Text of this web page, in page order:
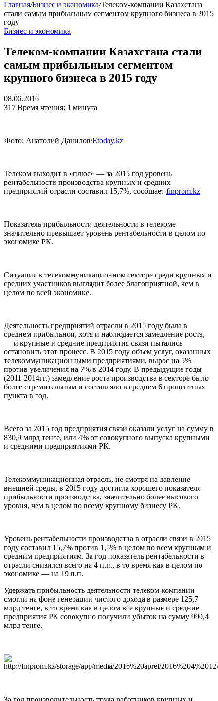
Главная/Бизнес и экономика/Телеком-компании Казахстана
стали самым прибыльным сегментом крупного бизнеса в 2015
году
Бизнес и экономика
Телеком-компании Казахстана стали
самым прибыльным сегментом
крупного бизнеса в 2015 году
08.06.2016
317 Время чтения: 1 минута
Фото: Анатолий Данилов/Etoday.kz
Телеком выходит в «плюс» — за 2015 год уровень
рентабельности производства крупных и средних
предприятий отрасли составил 15,7%, сообщает finprom.kz
Показатель прибыльности деятельности в телекоме
значительно превышает уровень рентабельности в целом по
экономике РК.
Ситуация в телекоммуникационном секторе среди крупных и
средних участников выглядит более благоприятной, чем в
целом по всей экономике.
Деятельность предприятий отрасли в 2015 году была в
среднем прибыльной, хотя и наблюдается замедление роста,
— и крупные и средние предприятия связи пытались
остановить этот процесс. В 2015 году объем услуг, оказанных
телекоммуникационными предприятиями, вырос на 5%
против увеличения на 7% в 2014 году. В предыдущие годы
(2011-2014гг.) замедление роста производства в секторе было
более стремительным и составляло в среднем 6 процентных
пункта в год.
Всего за 2015 год предприятия связи оказали услуг на сумму в
830,9 млрд тенге, или 4% от совокупного выпуска крупными
и средними предприятиями РК.
Телекоммуникационная отрасль, не смотря на давление
внешней среды, в 2015 году достигла хорошего показателя
прибыльности производства, значительно более высокого
уровня, чем в целом по всему крупному бизнесу РК.
Уровень рентабельности производства в отрасли связи в 2015
году составил 15,7% против 1,5% в целом по всем крупным и
средним предприятиям. За год показатель рентабельности в
отрасли снизился всего на 4 п.п., в то время как в целом по
экономике — на 19 п.п.
Удержать прибыльность деятельности телеком-компании
смогли на фоне генерации чистого дохода в размере 125,7
млрд тенге, в то время как в целом все крупные и средние
предприятия РК совокупно получили убыток на сумму 990,4
млрд тенге.